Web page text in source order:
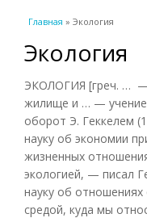
Вы здесь
Главная » Экология
Экология
ЭКОЛОГИЯ [греч. …
жилище и … —
оборот Э. Геккелем
науку об экономии
жизненных
экологией, — писал
науку об
средой, куда мы